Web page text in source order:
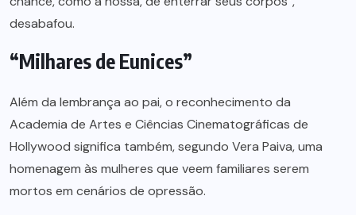
desabafou.
“Milhares de Eunices”
Além da lembrança ao pai, o reconhecimento da
Academia de Artes e Ciências Cinematográficas de
Hollywood significa também, segundo Vera Paiva, uma
homenagem às mulheres que veem familiares serem
mortos em cenários de opressão.